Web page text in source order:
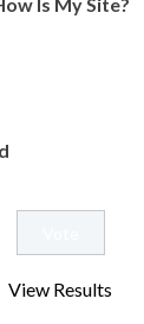
View Results